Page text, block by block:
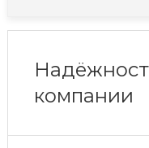
компании